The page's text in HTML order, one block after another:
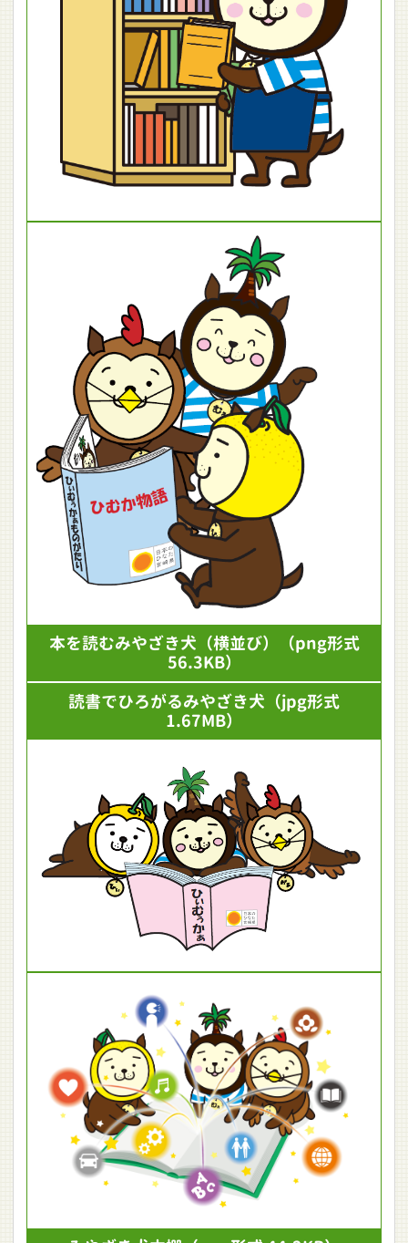
本を読むみやざき犬（横並び）
（png形式
56.3KB）
読書でひろがるみやざき犬 （jpg形式
1.67MB）